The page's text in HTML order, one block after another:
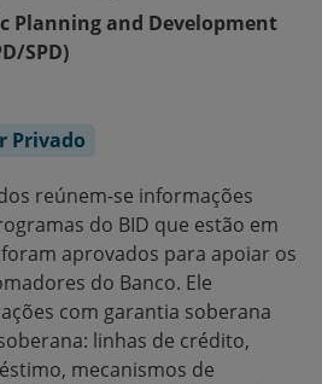
Planning and Development
SPD)
Privado
reúnem-se informações
do BID que estão em
aprovados para apoiar os
do Banco. Ele
com garantia soberana
linhas de crédito,
mecanismos de